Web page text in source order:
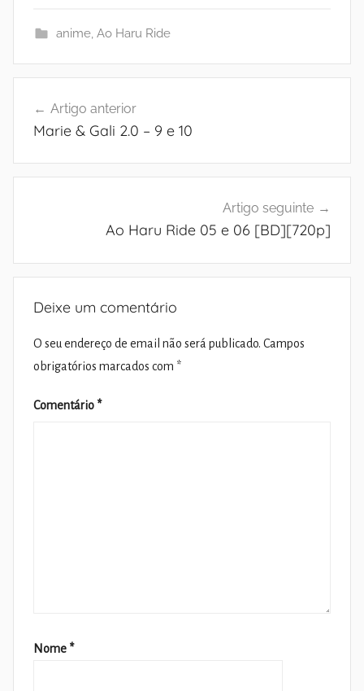
anime, Ao Haru Ride
de
Artigo anterior
Marie & Gali 2.0 – 9 e 10
Artigo seguinte
Ao Haru Ride 05 e 06 [BD][720p]
Deixe um comentário
O seu endereço de email não será publicado. Campos
obrigatórios marcados com *
Comentário *
Nome *